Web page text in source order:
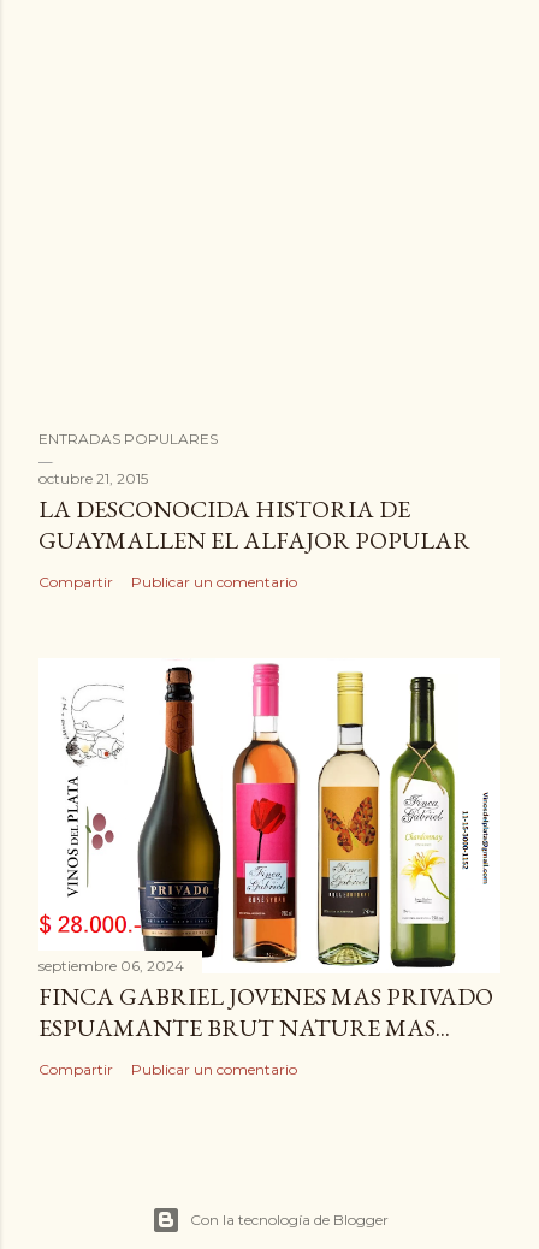
ENTRADAS POPULARES
octubre 21, 2015
LA DESCONOCIDA HISTORIA DE
GUAYMALLEN EL ALFAJOR POPULAR
Compartir Publicar un comentario
septiembre 06, 2024
FINCA GABRIEL JOVENES MAS PRIVADO
ESPUAMANTE BRUT NATURE MAS...
Compartir Publicar un comentario
Con la tecnología de Blogger